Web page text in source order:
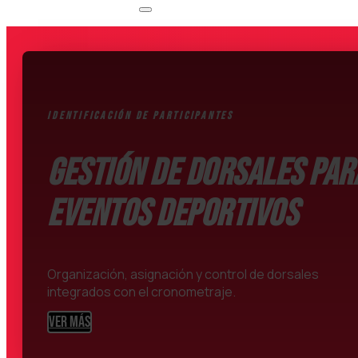
IDENTIFICACIÓN DE PARTICIPANTES
Gestión de dorsales
eventos deportivos
Organización, asignación y control de dorsales
integrados con el cronometraje.
VER MÁS